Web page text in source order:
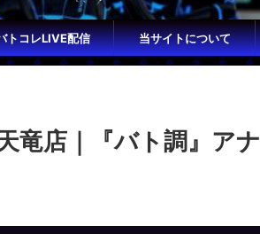
トコレLIVE配信 当サイトについて
竜店｜『バト調』アナ